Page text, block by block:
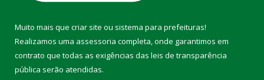
Muito mais que criar site ou sistema para prefeituras!
Realizamos uma assessoria completa, onde garantimos em
contrato que todas as exigências das leis de transparência
pública serão atendidas.